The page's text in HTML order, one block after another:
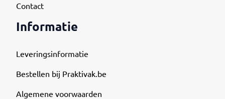
Contact
Informatie
Leveringsinformatie
Bestellen bij Praktivak.be
Algemene voorwaarden